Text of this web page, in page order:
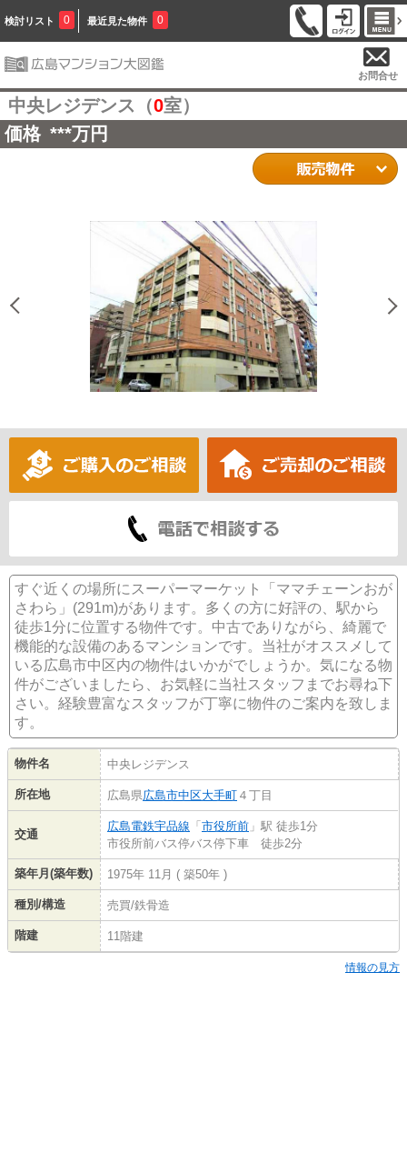
検討リスト 0 最近見た物件 0
お問合せ
中央レジデンス（0室）
価格 ***万円
すぐ近くの場所にスーパーマーケット「ママチェーンおが
さわら」(291m)があります。多くの方に好評の、駅から
徒歩1分に位置する物件です。中古でありながら、綺麗で
機能的な設備のあるマンションです。当社がオススメして
いる広島市中区内の物件はいかがでしょうか。気になる物
件がございましたら、お気軽に当社スタッフまでお尋ね下
さい。経験豊富なスタッフが丁寧に物件のご案内を致しま
す。
物件名 中央レジデンス
所在地 広島県広島市中区大手町 ４丁目
交通
広島電鉄宇品線 「市役所前 」駅 徒歩1分
市役所前バス停バス停下車 徒歩2分
築年月(築年数) 1975年 11月 ( 築50年 )
種別/構造 売買/鉄骨造
階建 11階建
情報の見方